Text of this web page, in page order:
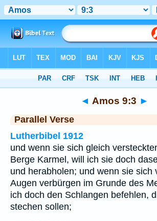
◄ Amos 9:3 ►
Parallel Verse
Lutherbibel 1912
und wenn sie sich gleich
Berge Karmel, will ich sie doch
und herabholen; und wenn sie sich
Augen verbürgen im Grunde des
ich doch den Schlangen befehlen,
stechen sollen;